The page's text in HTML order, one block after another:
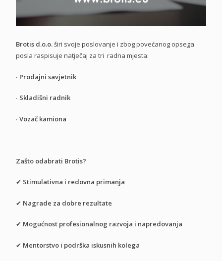
Brotis d.o.o.širi svoje poslovanje i zbog povećanog opsega
posla raspisuje natječaj za tri radna mjesta:
∙ Prodajni savjetnik
∙ Skladišni radnik
∙Vozač kamiona
Zašto odabrati Brotis?
✔ Stimulativna i redovna primanja
✔ Nagrade za dobre rezultate
✔ Mogućnost profesionalnog razvoja i napredovanja
✔ Mentorstvo i podrška iskusnih kolega